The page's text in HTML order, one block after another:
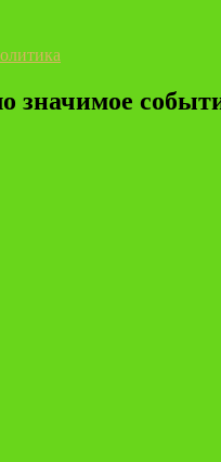
значимое